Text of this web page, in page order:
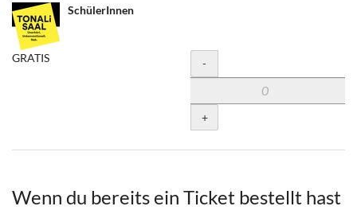
SchülerInnen
GRATIS Menge
-
+
Wenn du bereits ein Ticket bestellt hast